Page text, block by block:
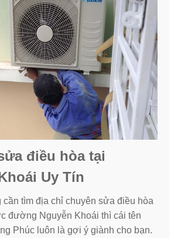
điều hòa tại
Uy Tín
cần tìm địa chỉ chuyên sửa điều hòa
đường Nguyễn Khoái thì cái tên
Phúc luôn là gợi ý giành cho bạn.